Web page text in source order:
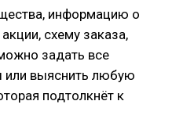
информацию о
схему заказа,
задать все
или выяснить любую
подтолкнёт к